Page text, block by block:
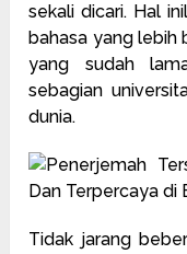
sekali dicari. Hal
bahasa yang lebih
yang sudah
sebagian
dunia.
Tidak jarang